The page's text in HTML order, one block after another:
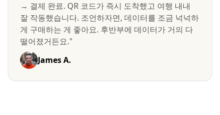
→ 결제 완료. QR 코드가 즉시 도착했고 여행 내내
잘 작동했습니다. 조언하자면, 데이터를 조금 넉넉하
게 구매하는 게 좋아요. 후반부에 데이터가 거의 다
떨어졌거든요."
James A.